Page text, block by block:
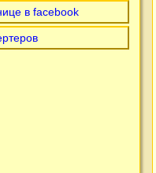
в facebook